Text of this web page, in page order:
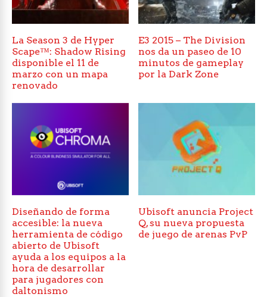
La Season 3 de Hyper
Scape™: Shadow Rising
disponible el 11 de
marzo con un mapa
renovado
E3 2015 – The Division
nos da un paseo de 10
minutos de gameplay
por la Dark Zone
Diseñando de forma
accesible: la nueva
herramienta de código
abierto de Ubisoft
ayuda a los equipos a la
hora de desarrollar
para jugadores con
daltonismo
Ubisoft anuncia Project
Q, su nueva propuesta
de juego de arenas PvP